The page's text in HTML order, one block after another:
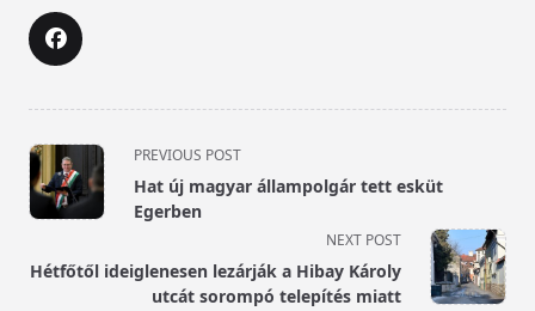
<span
class="nav-
subtitle
reader-
text">Page</span>
PREVIOUS POST
Hat új magyar állampolgár tett esküt
Egerben
NEXT POST
Hétfőtől ideiglenesen lezárják a Hibay Károly
utcát sorompó telepítés miatt